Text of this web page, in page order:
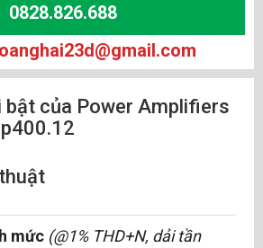
0828.826.688
của Power Amplifiers
mức (@1% THD+N, dải tần